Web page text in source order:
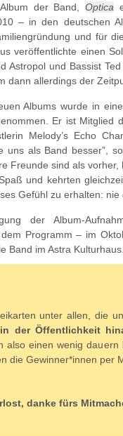
der Band, Optica
– in den deutschen
und für
veröffentlichte einen
Astropol und Bassist
dann allerdings der
Albums wurde in
Er ist Mitglied
Melody’s Echo
uns als Band besser”,
Freunde sind als
und kehrten
Gefühl zu erhalten:
der Album-
Programm – im
Band im Astra Kulturhaus.
unter allen, die
der Öffentlichkeit
also einen wenig
die Gewinner*innen per
danke fürs